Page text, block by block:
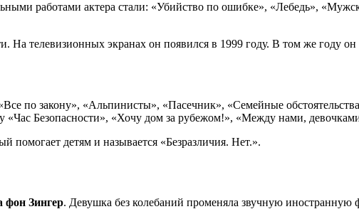
работами актера стали: «Убийство по ошибке», «Лебедь»,
На телевизионных экранах он появился в 1999 году. В том же году
по закону», «Альпинисты», «Пасечник», «Семейные
Безопасности», «Хочу дом за рубежом!», «Между нами,
помогает детям и называется «Безразличия. Нет.».
фон Зингер. Девушка без колебаний променяла звучную